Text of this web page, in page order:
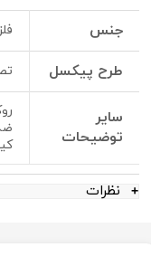
جنس فلز
طرح پیکسل
سایر
توضیحات
نظرات